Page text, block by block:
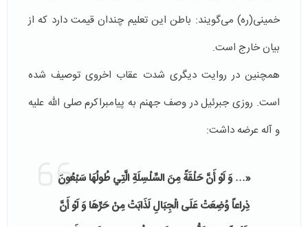
خمینی(ره) می‌گویند: باطن این تعلیم چندان قیمت دارد كه از
بیان خارج است.
همچنین در روایت دیگری شدت عقاب اخروی توصیف شده
است. روزی جبرئیل در وصف جهنم به پیامبراکرم صلی الله علیه
و آله عرضه داشت:
«… وَ لَوْ أَنَّ حَلْقَةً مِنَ السِّلْسِلَةِ الَّتِي طُولُهَا سَبْعُونَ
ذِراعاً وُضِعَتْ عَلَى الْجِبَالِ لَذَابَتْ مِنْ حَرِّهَا وَ لَوْ أَنَّ